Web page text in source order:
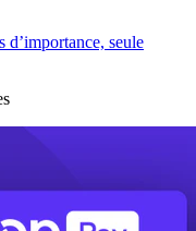
d’importance, seule